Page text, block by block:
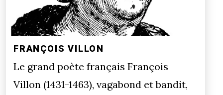
FRANÇOIS VILLON
Le grand poète français François
Villon (1431-1463), vagabond et bandit,